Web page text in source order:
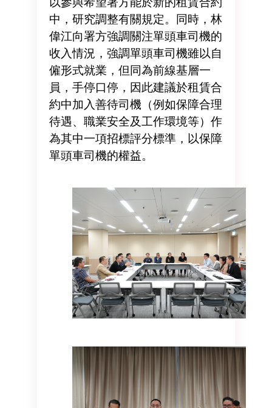
中，研究調整有關規定。同時，林
偉江向署方強調關注單頭車司機的
收入情況，強調單頭車司機雖以自
僱形式就業，但同為前線基層一
員，手停口停，因此建議於租賃合
約中加入善待司機（例如保障合理
待遇、職業安全及工作環境等）作
為其中一項招標評分標準，以保障
單頭車司機的權益。